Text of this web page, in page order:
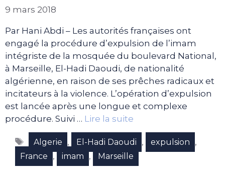
9 mars 2018
Par Hani Abdi – Les autorités françaises ont
engagé la procédure d’expulsion de l’imam
intégriste de la mosquée du boulevard National,
à Marseille, El-Hadi Daoudi, de nationalité
algérienne, en raison de ses prêches radicaux et
incitateurs à la violence. L’opération d’expulsion
est lancée après une longue et complexe
procédure. Suivi … Lire la suite
Étiquettes
Algerie , El-Hadi Daoudi , expulsion ,
France , imam , Marseille